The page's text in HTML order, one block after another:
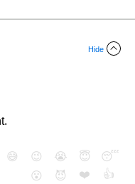
Hide
😅 😉 😭 😇
😴
😮
😈 ❤️ 👍